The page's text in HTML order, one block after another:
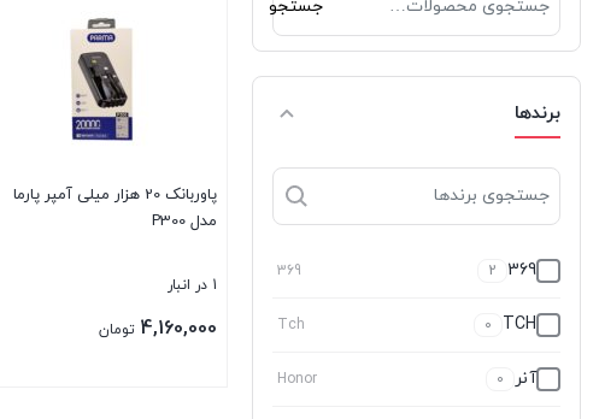
برای:
جستجو
برندها
369
2
369
TCH
0
Tch
آنر 0
Honor
پاوربانک 20 هزار میلی آمپر پارما
مدل P300
1 در انبار
4,160,000 تومان